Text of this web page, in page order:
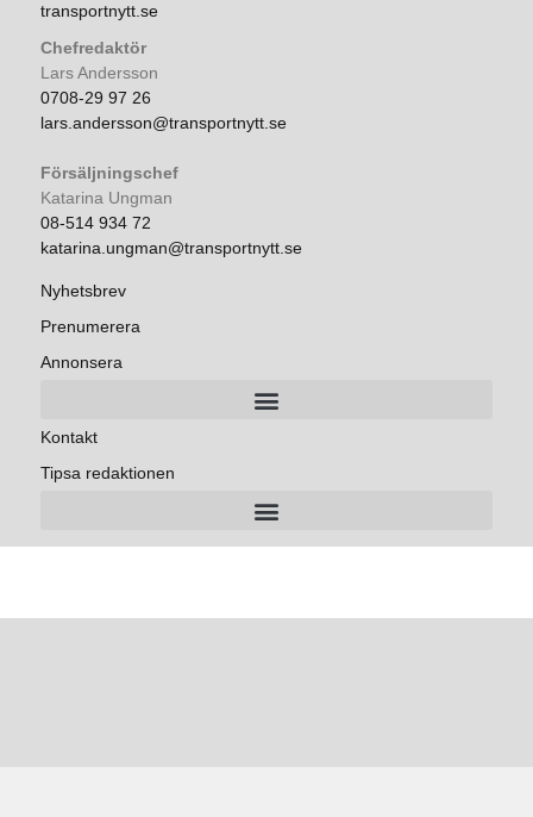
transportnytt.se
Chefredaktör
Lars Andersson
0708-29 97 26
lars.andersson@transportnytt.se
Försäljningschef
Katarina Ungman
08-514 934 72
katarina.ungman@transportnytt.se
Nyhetsbrev
Prenumerera
Annonsera
Kontakt
Tipsa redaktionen